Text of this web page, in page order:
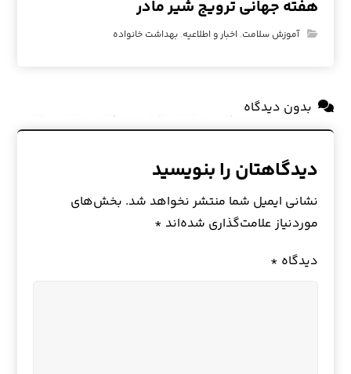
هفته جهانی ترویج شیر مادر
آموزش سلامت, اخبار و اطلاعیه,بهداشت خانواده
بدون دیدگاه
دیدگاهتان را بنویسید
نشانی ایمیل شما منتشر نخواهد شد. بخش‌های
موردنیاز علامت‌گذاری شده‌اند *
دیدگاه *